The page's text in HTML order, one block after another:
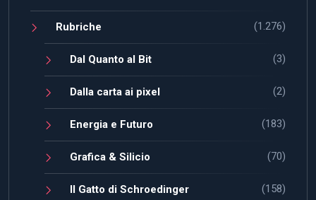
Rubriche (1.276)
Dal Quanto al Bit (3)
Dalla carta ai pixel (2)
Energia e Futuro (183)
Grafica & Silicio (70)
Il Gatto di Schroedinger (158)